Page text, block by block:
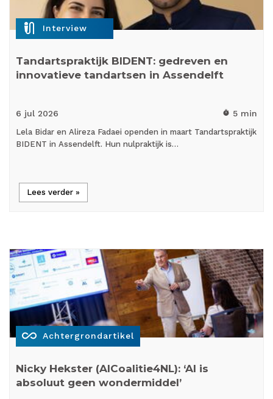
mic_external_on Interview
Tandartspraktijk BIDENT: gedreven en
innovatieve tandartsen in Assendelft
6 jul 2026 timer 5 min
Lela Bidar en Alireza Fadaei openden in maart Tandartspraktijk
BIDENT in Assendelft. Hun nulpraktijk is…
Lees verder »
all_inclusive Achtergrondartikel
Nicky Hekster (AICoalitie4NL): ‘AI is
absoluut geen wondermiddel’